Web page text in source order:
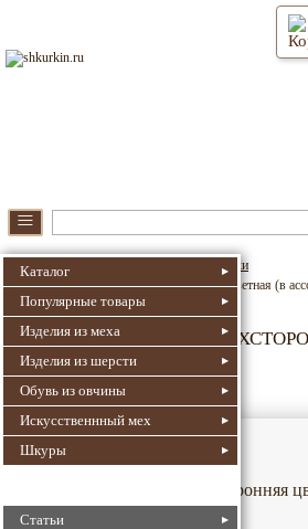
≡
Каталог
Популярные товары
Изделия из меха
Изделия из шерсти
Обувь из овчины
Искусственнный мех
Шкуры
Статьи
Шкуркин.Ру
Декоративные подушки
Подушка овчина-двухсторонняя цветная (в
ПОДУШКА ОВЧИНА-
Номер для поиска:
Артикул: 180-44
Подушка овчина-двухсторонняя
ассортименте)